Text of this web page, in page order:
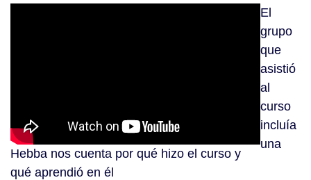
Hebba nos cuenta por qué hizo el curso y
qué aprendió en él
El
grupo
que
asistió
al
curso
incluía
una